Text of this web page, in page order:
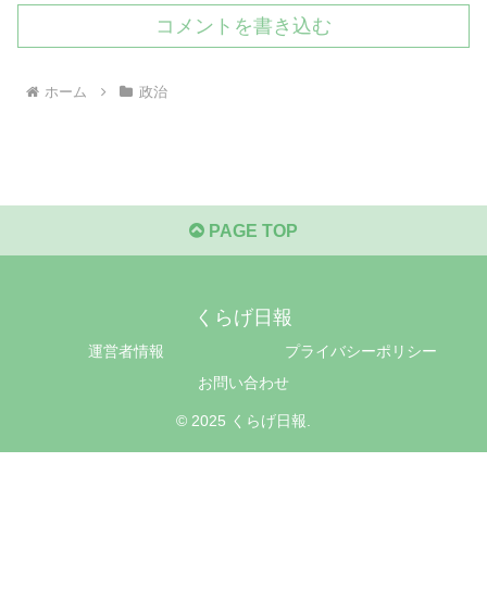
コメントを書き込む
ホーム 政治
PAGE TOP
くらげ日報
運営者情報
プライバシーポリシー
お問い合わせ
© 2025 くらげ日報.